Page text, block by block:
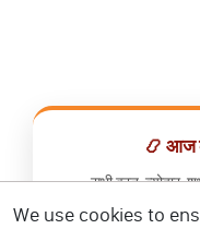
📿 आज
सभी व्रत, त्योहार,
We use cookies to